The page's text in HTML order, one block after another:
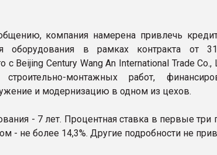
компания намерена привлечь
оборудования в рамках контракта от
с Beijing Century Wang An International Trade
строительно-монтажных работ,
и модернизацию в одном из цехов.
- 7 лет. Процентная ставка в первые три
- не более 14,3%. Другие подробности не